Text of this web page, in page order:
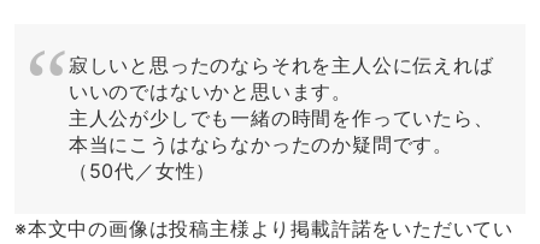
寂しいと思ったのならそれを主人公に伝えれば
いいのではないかと思います。
主人公が少しでも一緒の時間を作っていたら、
本当にこうはならなかったのか疑問です。
（50代／女性）
※本文中の画像は投稿主様より掲載許諾をいただいてい